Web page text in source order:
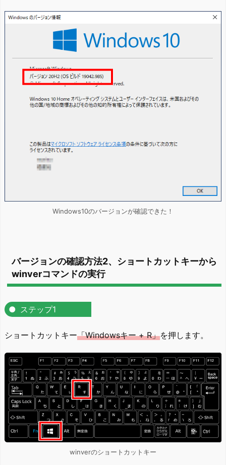
Windows10のバージョンが確認できた！
バージョンの確認方法2、ショートカットキーから
winverコマンドの実行
ステップ1
ショートカットキー「Windowsキー + R」を押します。
winverのショートカットキー